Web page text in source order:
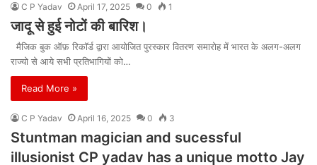
C P Yadav April 17, 2025 0 1
जादू से हुई नोटों की बारिश।
मैजिक बुक ऑफ़ रिकॉर्ड द्वारा आयोजित पुरस्कार वितरण समारोह में भारत के अलग-अलग
राज्यो से आये सभी प्रतिभागियों को…
Read More »
C P Yadav April 16, 2025 0 3
Stuntman magician and sucessful
illusionist CP yadav has a unique motto Jay